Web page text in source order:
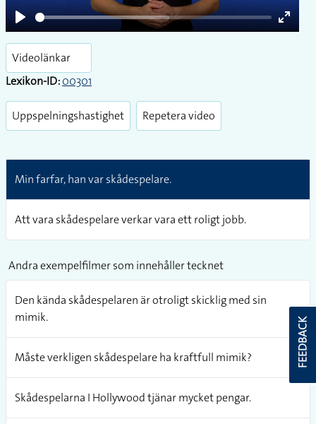
Play
Enter
Videolänkar
Lexikon-ID:00301
Uppspelningshastighet Repetera video
Min farfar, han var skådespelare.
Att vara skådespelare verkar vara ett roligt jobb.
Andra exempelfilmer som innehåller tecknet
Den kända skådespelaren är otroligt skicklig med sin
mimik.
Måste verkligen skådespelare ha kraftfull mimik?
Skådespelarna I Hollywood tjänar mycket pengar.
FEEDBACK